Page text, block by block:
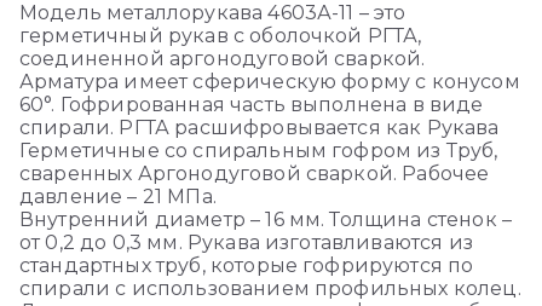
Модель металлорукава 4603А-11 – это
герметичный рукав с оболочкой РГТА,
соединенной аргонодуговой сваркой.
Арматура имеет сферическую форму с конусом
60°. Гофрированная часть выполнена в виде
спирали. РГТА расшифровывается как Рукава
Герметичные со спиральным гофром из Труб,
сваренных Аргонодуговой сваркой. Рабочее
давление – 21 МПа.
Внутренний диаметр – 16 мм. Толщина стенок –
от 0,2 до 0,3 мм. Рукава изготавливаются из
стандартных труб, которые гофрируются по
спирали с использованием профильных колец.